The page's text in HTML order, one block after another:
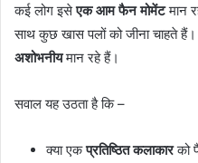
कई लोग इसेएक आम फैन मोमेंटमान
साथ कुछ खास पलों को जीना चाहते
अशोभनीयमान रहे हैं।
सवाल यह उठता है कि –
क्या एकप्रतिष्ठित कलाकारको